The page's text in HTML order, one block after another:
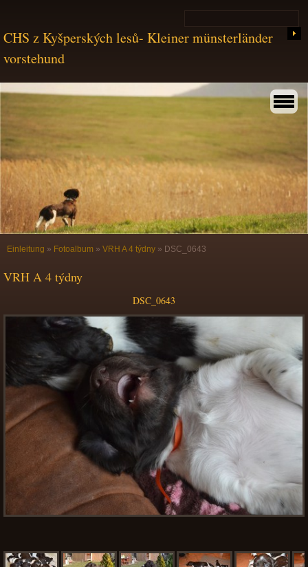
CHS z Kyšperských lesů- Kleiner münsterländer
vorstehund
Einleitung » Fotoalbum » VRH A 4 týdny » DSC_0643
VRH A 4 týdny
DSC_0643